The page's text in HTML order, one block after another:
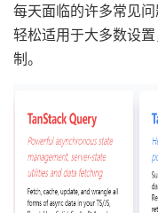
每天面临的许多常见
轻松适用于大多数设
制。